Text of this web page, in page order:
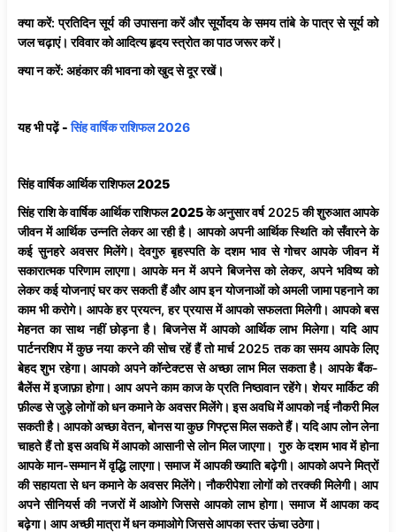
क्या करें: प्रतिदिन सूर्य की उपासना करें और सूर्योदय के समय तांबे के पात्र से सूर्य को
जल चढ़ाएं। रविवार को आदित्य हृदय स्त्रोत का पाठ जरूर करें।
क्यानकरें: अहंकार की भावना को खुद से दूर रखें।
यह भी पढ़ें -सिंह वार्षिक राशिफल 2026
सिंहवार्षिकआर्थिकराशिफल2025
सिंहराशिकेवार्षिक आर्थिकराशिफल2025के अनुसार वर्ष 2025 की शुरुआत आपके
जीवन में आर्थिक उन्नति लेकर आ रही है। आपको अपनी आर्थिक स्थिति को सँवारने के
कई सुनहरे अवसर मिलेंगे। देवगुरु बृहस्पति के दशम भाव से गोचर आपके जीवन में
सकारात्मक परिणाम लाएगा। आपके मन में अपने बिजनेस को लेकर, अपने भविष्य को
लेकर कई योजनाएं घर कर सकती हैं और आप इन योजनाओं को अमली जामा पहनाने का
काम भी करोगे। आपके हर प्रयत्न, हर प्रयास में आपको सफलता मिलेगी। आपको बस
मेहनत का साथ नहीं छोड़ना है। बिजनेस में आपको आर्थिक लाभ मिलेगा। यदि आप
पार्टनरशिप में कुछ नया करने की सोच रहें हैं तो मार्च 2025 तक का समय आपके लिए
बेहद शुभ रहेगा। आपको अपने कॉन्टेक्टस से अच्छा लाभ मिल सकता है। आपके बैंक-
बैलेंस में इजाफ़ा होगा। आप अपने काम काज के प्रति निष्ठावान रहेंगे। शेयर मार्किट की
फ़ील्ड से जुड़े लोगों को धन कमाने के अवसर मिलेंगे। इस अवधि में आपको नई नौकरी मिल
सकती है। आपको अच्छा वेतन, बोनस या कुछ गिफ्ट्स मिल सकते हैं। यदि आप लोन लेना
चाहते हैं तो इस अवधि में आपको आसानी से लोन मिल जाएगा। गुरु के दशम भाव में होना
आपके मान-सम्मान में वृद्धि लाएगा। समाज में आपकी ख्याति बढ़ेगी। आपको अपने मित्रों
की सहायता से धन कमाने के अवसर मिलेंगे।नौकरीपेशा लोगों को तरक्की मिलेगी। आप
अपने सीनियर्स की नजरों में आओगे जिससे आपको लाभ होगा। समाज में आपका कद
बढ़ेगा। आप अच्छी मात्रा में धन कमाओगे जिससे आपका स्तर ऊंचा उठेगा।